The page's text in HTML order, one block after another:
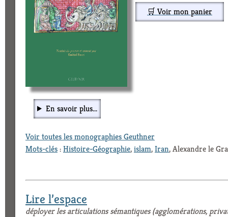
🛒 Voir mon panier
En savoir plus...
Voir toutes les monographies Geuthner
Mots-clés:Histoire-Géographie,islam,Iran, Alexandre le
Lire l’espace
déployer les articulations sémantiques (agglomérations,